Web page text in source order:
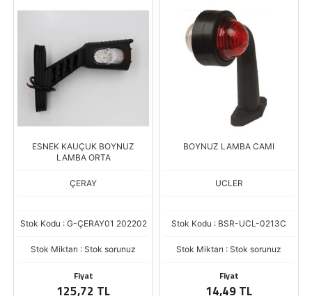
ESNEK KAUÇUK BOYNUZ
LAMBA ORTA
ÇERAY
Stok Kodu : G-ÇERAY01 202202
Stok Miktarı : Stok sorunuz
Fiyat
125,72 TL
BOYNUZ LAMBA CAMI
UCLER
Stok Kodu : BSR-UCL-0213C
Stok Miktarı : Stok sorunuz
Fiyat
14,49 TL